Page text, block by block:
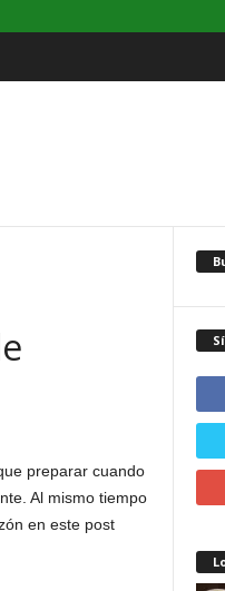
preparar cuando
Al mismo tiempo
en este post